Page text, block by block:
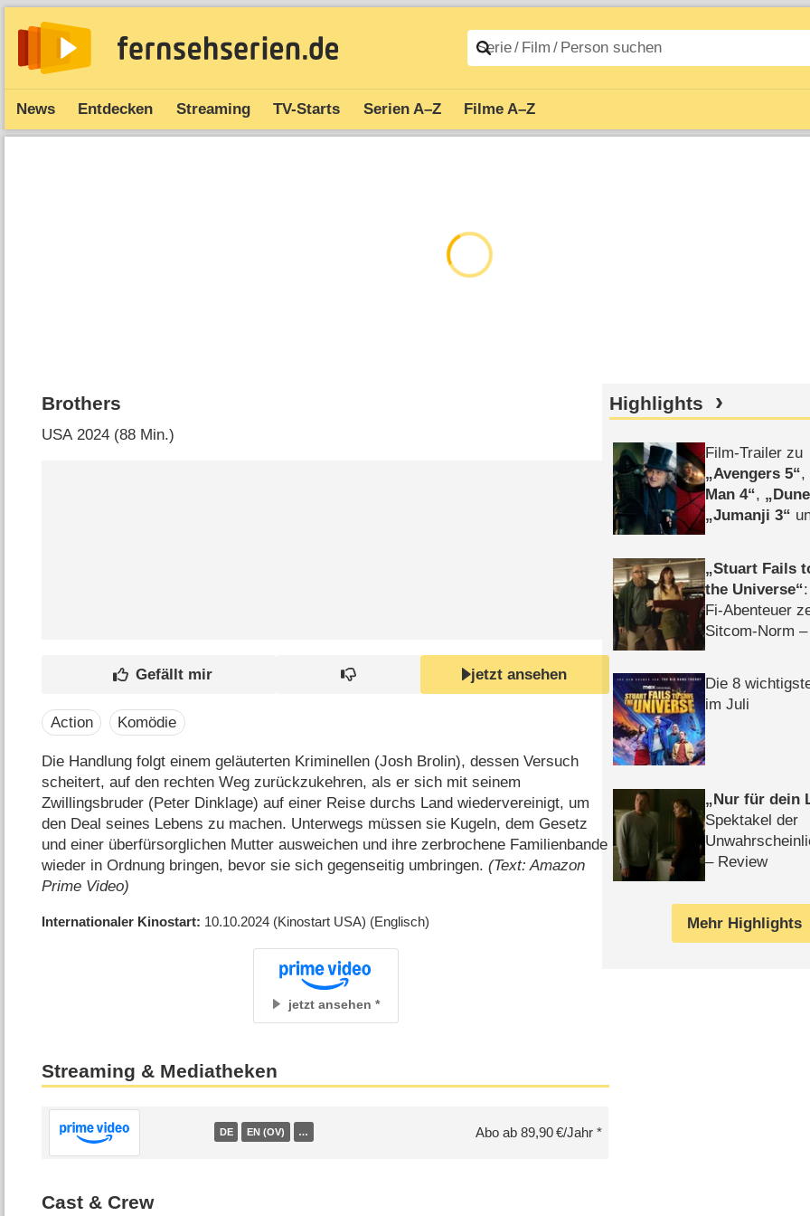
News Entdecken Streaming TV-Starts Serien A–Z Filme A–Z
Brothers
USA2024 (88 Min.)
jetzt ansehen
Action Komödie
Die Handlung folgt einem geläuterten Kriminellen (Josh Brolin), dessen Versuch
scheitert, auf den rechten Weg zurückzukehren, als er sich mit seinem
Zwillingsbruder (Peter Dinklage) auf einer Reise durchs Land wiedervereinigt, um
den Deal seines Lebens zu machen. Unterwegs müssen sie Kugeln, dem Gesetz
und einer überfürsorglichen Mutter ausweichen und ihre zerbrochene Familienbande
wieder in Ordnung bringen, bevor sie sich gegenseitig umbringen.(Text: Amazon
Prime Video)
Internationaler Kinostart 10.10.2024 (Kinostart USA) (Englisch)
jetzt ansehen
Streaming & Mediatheken
DE EN (OV) … Abo ab 89,90 €/Jahr
Cast & Crew
Highlights
Film-Trailer zu
Avengers 5 ,
Man 4 ,
Jumanji 3
Stuart Fails
the Universe
Fi-Abenteuer
Sitcom-Norm
Die 8
im Juli
Nur für dein
Spektakel der
– Review
Mehr Highlights